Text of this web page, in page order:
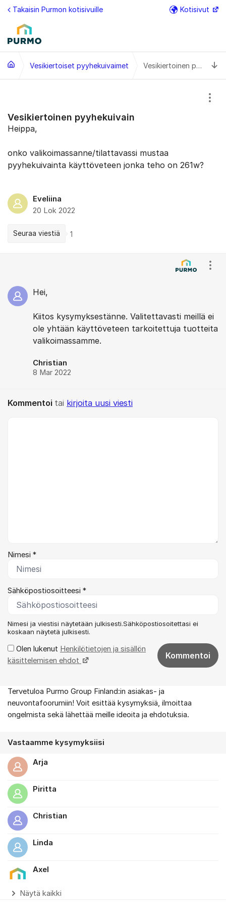
Siirry sisältöön
Takaisin Purmon kotisivuille Kotisivut
Vesikiertoiset pyyhekuivaimet Vesikiertoinen pyyhekuivain
Vesikiertoinen pyyhekuivain
Heippa,
onko valikoimassanne/tilattavassi mustaa
pyyhekuivainta käyttöveteen jonka teho on 261w?
Eveliina
20 Lok 2022
Seuraa viestiä 1
Hei,
Kiitos kysymyksestänne. Valitettavasti meillä ei
ole yhtään käyttöveteen tarkoitettuja tuotteita
valikoimassamme.
Christian
8 Mar 2022
Kommentoi tai kirjoita uusi viesti
Nimesi *
Sähköpostiosoitteesi *
Nimesi ja viestisi näytetään julkisesti.Sähköpostiosoitettasi ei
koskaan näytetä julkisesti.
Olen lukenut Henkilötietojen ja sisällön
käsittelemisen ehdot
Kommentoi
Tietoa foorumista
Tervetuloa Purmo Group Finland:in asiakas- ja
neuvontafoorumiin! Voit esittää kysymyksiä, ilmoittaa
ongelmista sekä lähettää meille ideoita ja ehdotuksia.
Vastaamme kysymyksiisi
Arja
Piritta
Christian
Linda
Axel
Näytä kaikki